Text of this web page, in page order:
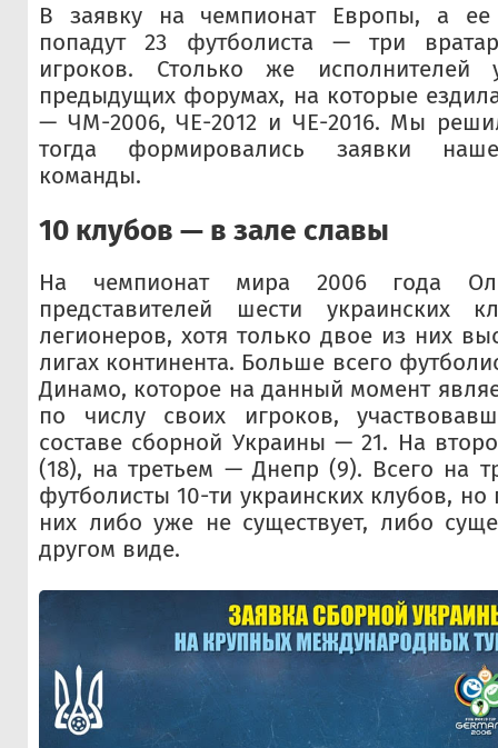
В заявку на чемпионат Европы, а ее
попадут 23 футболиста — три
игроков. Столько же исполнителей
предыдущих форумах, на которые
— ЧМ-2006, ЧЕ-2012 и ЧЕ-2016. Мы
тогда формировались заявки
команды.
10 клубов — в зале славы
На чемпионат мира 2006 года
представителей шести украинских
легионеров, хотя только двое из них
лигах континента. Больше всего
Динамо, которое на данный момент
по числу своих игроков,
составе сборной Украины — 21. На
(18), на третьем — Днепр (9). Всего на
футболисты 10-ти украинских клубов,
них либо уже не существует, либо
другом виде.